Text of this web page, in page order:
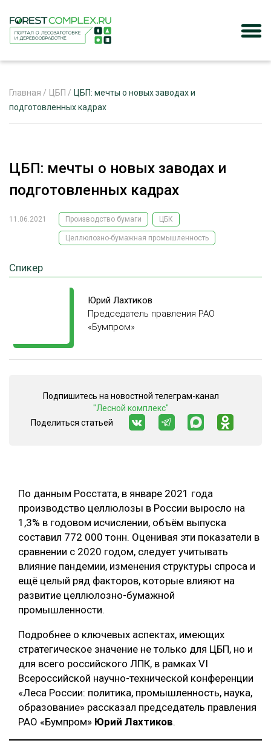
РЕКЛАМОДАТЕЛЯМ
ЛЕСНОЕ ХОЗЯЙСТВО
ЛЕСОЗАГОТОВКА
ОБРАБОТКА ДРЕВЕСИНЫ
ПРОИЗВОДСТВО ДРЕВЕСНЫХ ПЛИТ
ДЕРЕВЯННОЕ ДОМОСТРОЕНИЕ
БЕЗОПАСНОЕ ПРОИЗВОДСТВО
СОРТИРОВКА ДРЕВЕСИНЫ
МЕБЕЛЬНОЕ ПРОИЗВОДСТВО
ТЕМАТИЧЕСКИЕ ПРОЕКТЫ
Главная / ЦБП / ЦБП: мечты о новых заводах и
подготовленных кадрах
ЦБП: мечты о новых заводах и
подготовленных кадрах
11.06.2021 Производство бумаги ЦБК
Целлюлозно-бумажная промышленность
Спикер
Юрий Лахтиков
Председатель правления РАО
«Бумпром»
По данным Росстата, в январе 2021 года
производство целлюлозы в России выросло на
1,3% в годовом исчислении, объём выпуска
составил 772 000 тонн. Оценивая эти показатели в
сравнении с 2020 годом, следует учитывать
влияние пандемии, изменения структуры спроса и
ещё целый ряд факторов, которые влияют на
развитие целлюлозно-бумажной
промышленности.
Подробнее о ключевых аспектах, имеющих
стратегическое значение не только для ЦБП, но и
для всего российского ЛПК, в рамках VI
Всероссийской научно-технической конференции
«Леса России: политика, промышленность, наука,
образование» рассказал председатель правления
РАО «Бумпром» Юрий Лахтиков.
Подпишитесь на новостной телеграм-канал
"Лесной комплекс"
Поделиться статьей